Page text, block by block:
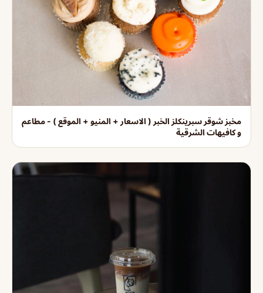
مخبز شوقر سبرينكلز الخبر ( الاسعار + المنيو + الموقع ) - مطاعم
و كافيهات الشرقية